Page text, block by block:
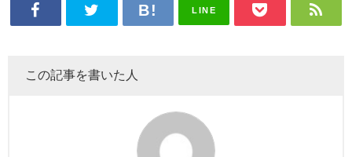
LINE
この記事を書いた人